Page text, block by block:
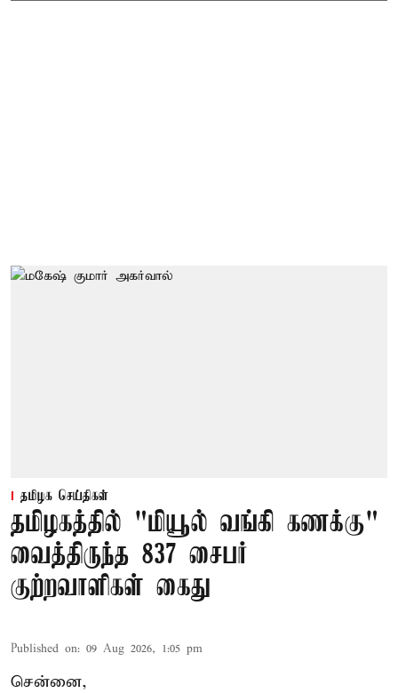
தமிழக செய்திகள்
தமிழகத்தில் "மியூல் வங்கி கணக்கு"
வைத்திருந்த 837 சைபர்
குற்றவாளிகள் கைது
Published on: 09 Aug 2026, 1:05 pm
சென்னை,